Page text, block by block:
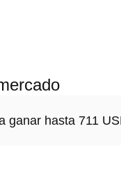
ganar hasta 711